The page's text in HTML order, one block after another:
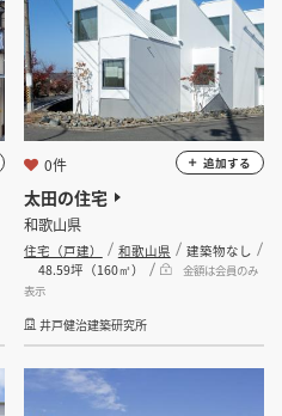
太田の住宅
和歌山県
住宅（戸建） 和歌山県
建築物なし
48.59坪（160㎡）
金額は会員のみ
表示
井戸健治建築研究所
0件 追加する